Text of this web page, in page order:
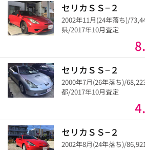
セリカＳＳ−２
2002年11月(24年落ち)/
県/2017年10月査定
セリカＳＳ−２
2000年7月(26年落ち)/
都/2017年10月査定
セリカＳＳ−２
2002年8月(24年落ち)/